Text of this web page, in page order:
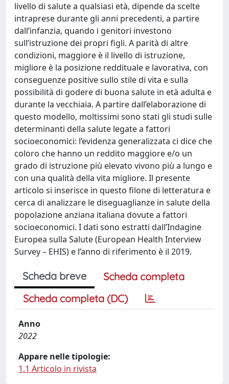
livello di salute a qualsiasi età, dipende da scelte
intraprese durante gli anni precedenti, a partire
dall’infanzia, quando i genitori investono
sull’istruzione dei propri figli. A parità di altre
condizioni, maggiore è il livello di istruzione,
migliore è la posizione reddituale e lavorativa, con
conseguenze positive sullo stile di vita e sulla
possibilità di godere di buona salute in età adulta e
durante la vecchiaia. A partire dall’elaborazione di
questo modello, moltissimi sono stati gli studi sulle
determinanti della salute legate a fattori
socioeconomici: l’evidenza generalizzata ci dice che
coloro che hanno un reddito maggiore e/o un
grado di istruzione più elevato vivono più a lungo e
con una qualità della vita migliore. Il presente
articolo si inserisce in questo filone di letteratura e
cerca di analizzare le diseguaglianze in salute della
popolazione anziana italiana dovute a fattori
socioeconomici. I dati sono estratti dall’Indagine
Europea sulla Salute (European Health Interview
Survey – EHIS) e l’anno di riferimento è il 2019.
Scheda breve
Scheda completa
Scheda completa (DC)
Anno
2022
Appare nelle tipologie:
1.1 Articolo in rivista